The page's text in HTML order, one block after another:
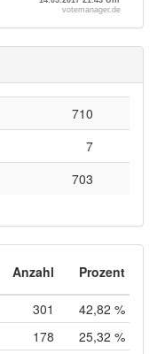
votemanager.de
710
7
703
Anzahl Prozent
301
42,82 %
178
25,32 %